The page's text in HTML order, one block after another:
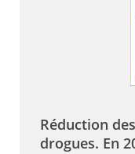
Réduction
drogues. En